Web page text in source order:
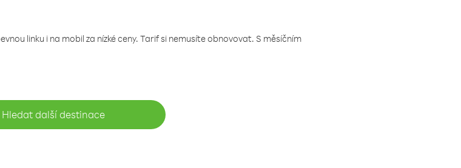
linku i na mobil za nízké ceny. Tarif si nemusíte obnovovat. S měsíčním
Hledat další destinace